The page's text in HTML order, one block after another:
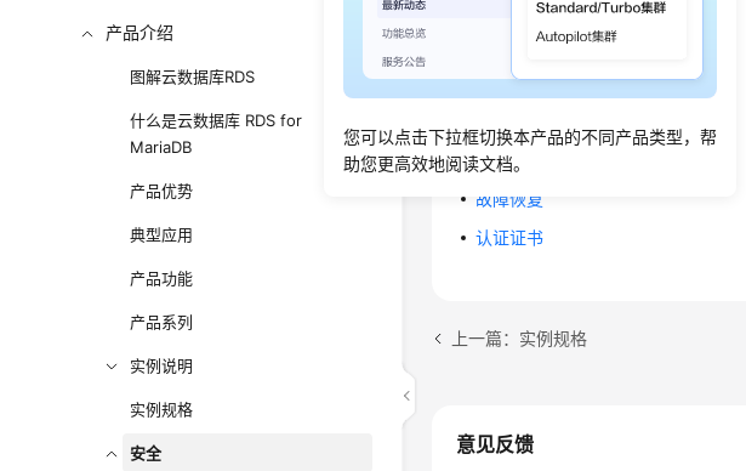
您可以点击下拉框切换本产品的不同产品类型，帮
助您更高效地阅读文档。
产品介绍
图解云数据库RDS
什么是云数据库 RDS for
MariaDB
产品优势
典型应用
产品功能
产品系列
实例说明
实例规格
安全
身份认证与访问控制
数据保护技术
监控安全风险
故障恢复
认证证书
上一篇：实例规格
意见反馈